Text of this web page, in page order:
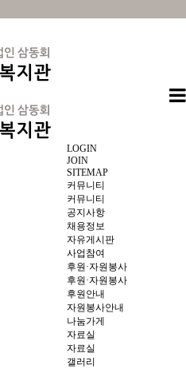
LOGIN
JOIN
SITEMAP
커뮤니티
커뮤니티
공지사항
채용정보
자유게시판
사업참여
후원·자원봉사
후원·자원봉사
후원안내
자원봉사안내
나눔가게
자료실
자료실
갤러리